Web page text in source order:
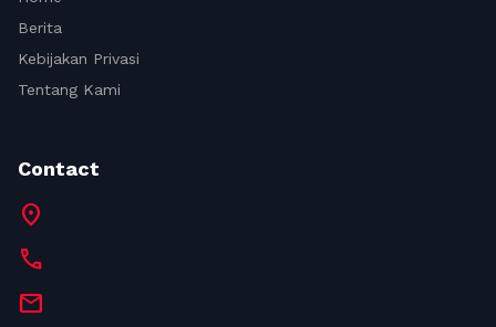
Berita
Kebijakan Privasi
Tentang Kami
Contact
location_on
call
mail